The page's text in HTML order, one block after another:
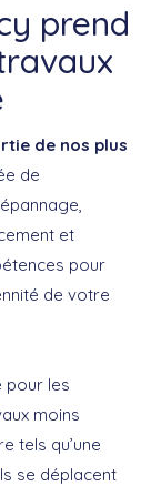
prend
de nos plus
de
et
pour
de votre
pour les
moins
tels qu’une
se déplacent